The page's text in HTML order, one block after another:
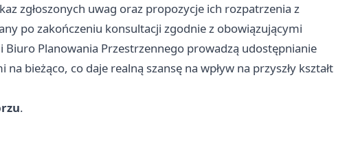
zgłoszonych uwag oraz propozycje ich rozpatrzenia z
po zakończeniu konsultacji zgodnie z obowiązującymi
Biuro Planowania Przestrzennego prowadzą udostępnianie
bieżąco, co daje realną szansę na wpływ na przyszły kształt
.